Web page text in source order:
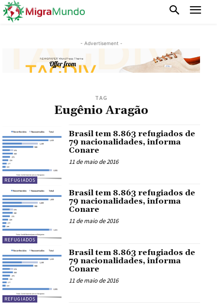
- Advertisement -
TAG
Eugênio Aragão
REFUGIADOS
Brasil tem 8.863 refugiados de
79 nacionalidades, informa
Conare
11 de maio de 2016
REFUGIADOS
Brasil tem 8.863 refugiados de
79 nacionalidades, informa
Conare
11 de maio de 2016
REFUGIADOS
Brasil tem 8.863 refugiados de
79 nacionalidades, informa
Conare
11 de maio de 2016